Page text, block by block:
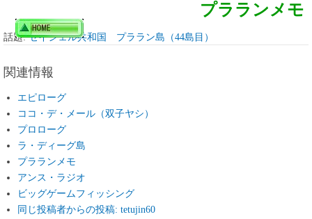
プラランメモ
話題:セイシェル共和国 プララン島（44島目）
関連情報
エピローグ
ココ・デ・メール（双子ヤシ）
プロローグ
ラ・ディーグ島
プラランメモ
アンス・ラジオ
ビッグゲームフィッシング
同じ投稿者からの投稿: tetujin60